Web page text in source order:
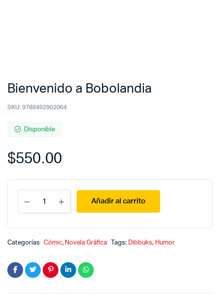
Bienvenido a Bobolandia
SKU: 9788492902064
Disponible
$550.00
Bobolandia
Añadir al carrito
Categorías Cómic, Novela Gráfica Tags: Dibbuks, Humor